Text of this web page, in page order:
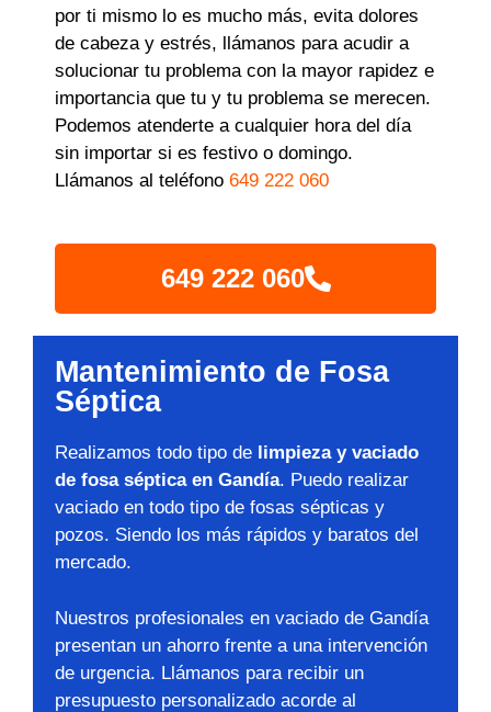
por ti mismo lo es mucho más, evita dolores
de cabeza y estrés, llámanos para acudir a
solucionar tu problema con la mayor rapidez e
importancia que tu y tu problema se merecen.
Podemos atenderte a cualquier hora del día
sin importar si es festivo o domingo.
Llámanos al teléfono 649 222 060
649 222 060
Mantenimiento de Fosa
Séptica
Realizamos todo tipo de limpieza y vaciado
de fosa séptica en Gandía. Puedo realizar
vaciado en todo tipo de fosas sépticas y
pozos. Siendo los más rápidos y baratos del
mercado.
Nuestros profesionales en vaciado de Gandía
presentan un ahorro frente a una intervención
de urgencia. Llámanos para recibir un
presupuesto personalizado acorde al